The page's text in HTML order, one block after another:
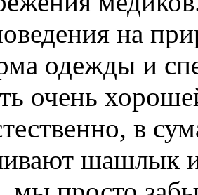
на
одежды и
очень
в
шашлык